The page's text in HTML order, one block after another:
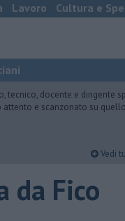
Lavoro Cultura e
tecnico, docente e dirigente
attento e scanzonato su
Vedi
da Fico